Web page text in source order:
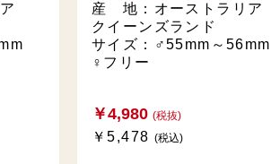
ア
産 地：オーストラリア
クイーンズランド
サイズ：♂55mm～56mm
♀フリー
￥4,980 (税抜)
￥5,478 (税込)